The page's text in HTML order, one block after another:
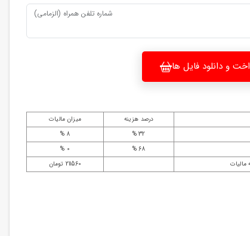
شماره تلفن همراه (الزمامی)
و دانلود فایل ها
درصد هزینه
میزان مالیات
32 %
8 %
68 %
0 %
مالیات
211560 تومان